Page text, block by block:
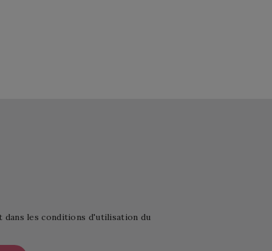
les conditions d'utilisation du